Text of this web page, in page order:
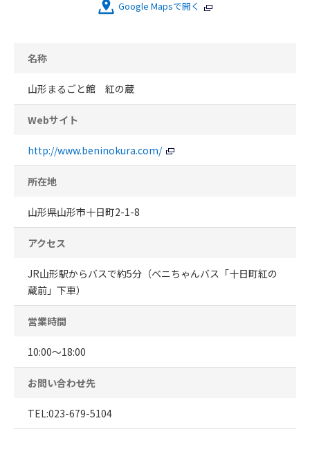
Google Mapsで開く
名称
山形まるごと館 紅の蔵
Webサイト
http://www.beninokura.com/
所在地
山形県山形市十日町2-1-8
アクセス
JR山形駅からバスで約5分（ベニちゃんバス「十日町紅の
蔵前」下車）
営業時間
10:00～18:00
お問い合わせ先
TEL:023-679-5104